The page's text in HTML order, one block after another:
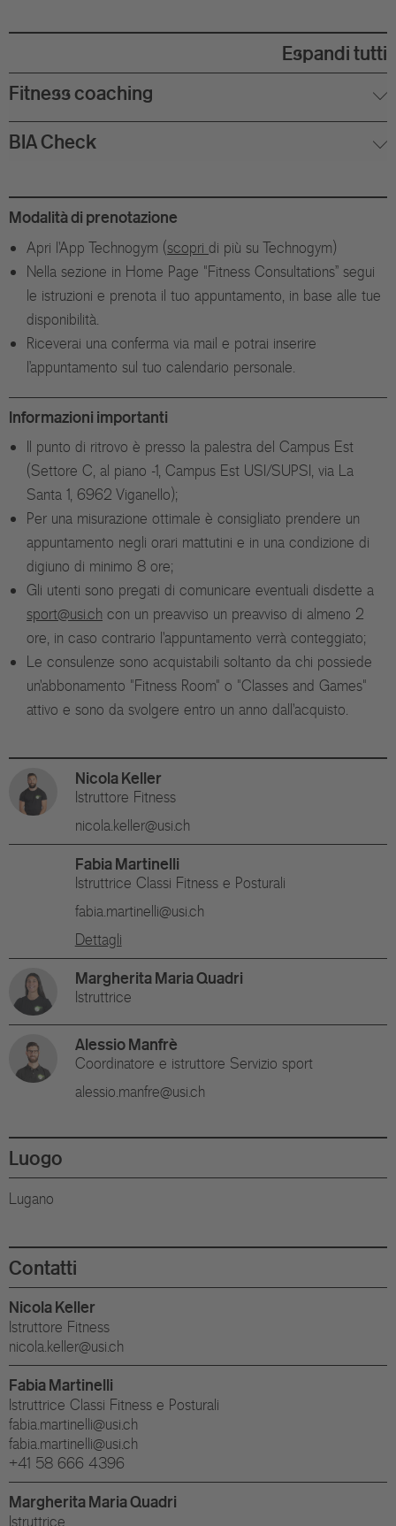
Espandi tutti
Fitness coaching
BIA Check
Modalità di prenotazione
Apri l'App Technogym (scopri di più su Technogym)
Nella sezione in Home Page "Fitness Consultations” segui
le istruzioni e prenota il tuo appuntamento, in base alle tue
disponibilità.
Riceverai una conferma via mail e potrai inserire
l’appuntamento sul tuo calendario personale.
Informazioni importanti
Il punto di ritrovo è presso la palestra del Campus Est
(Settore C, al piano -1, Campus Est USI/SUPSI, via La
Santa 1, 6962 Viganello);
Per una misurazione ottimale è consigliato prendere un
appuntamento negli orari mattutini e in una condizione di
digiuno di minimo 8 ore;
Gli utenti sono pregati di comunicare eventuali disdette a
sport@usi.ch con un preavviso un preavviso di almeno 2
ore, in caso contrario l'appuntamento verrà conteggiato;
Le consulenze sono acquistabili soltanto da chi possiede
un'abbonamento "Fitness Room" o "Classes and Games"
attivo e sono da svolgere entro un anno dall'acquisto.
Nicola Keller
Istruttore Fitness
nicola.keller@usi.ch
Fabia Martinelli
Istruttrice Classi Fitness e Posturali
fabia.martinelli@usi.ch
Dettagli
Margherita Maria Quadri
Istruttrice
Alessio Manfrè
Coordinatore e istruttore Servizio sport
alessio.manfre@usi.ch
Luogo
Lugano
Contatti
Nicola Keller
Istruttore Fitness
nicola.keller@usi.ch
Fabia Martinelli
Istruttrice Classi Fitness e Posturali
fabia.martinelli@usi.ch
fabia.martinelli@usi.ch
+41 58 666 4396
Margherita Maria Quadri
Istruttrice